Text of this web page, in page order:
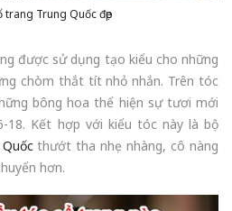
trang Trung Quốc đẹp
được sử dụng tạo kiểu cho những
chòm thắt tít nhỏ nhắn. Trên tóc
bông hoa thể hiện sự tươi mới
18. Kết hợp với kiểu tóc này là bộ
thướt tha nhẹ nhàng, cô nàng
hơn.